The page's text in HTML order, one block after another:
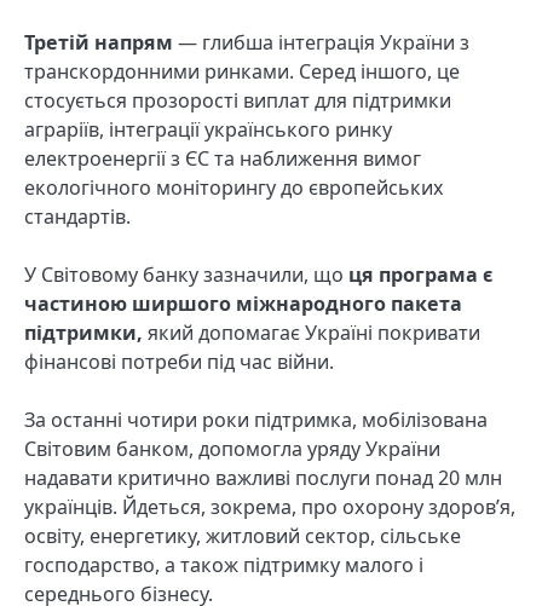
Третій напрям — глибша інтеграція України з
транскордонними ринками. Серед іншого, це
стосується прозорості виплат для підтримки
аграріїв, інтеграції українського ринку
електроенергії з ЄС та наближення вимог
екологічного моніторингу до європейських
стандартів.
У Світовому банку зазначили, що ця програма є
частиною ширшого міжнародного пакета
підтримки, який допомагає Україні покривати
фінансові потреби під час війни.
За останні чотири роки підтримка, мобілізована
Світовим банком, допомогла уряду України
надавати критично важливі послуги понад 20 млн
українців. Йдеться, зокрема, про охорону здоров’я,
освіту, енергетику, житловий сектор, сільське
господарство, а також підтримку малого і
середнього бізнесу.